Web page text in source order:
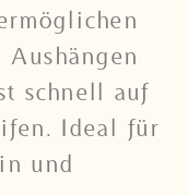
schnell auf
Ideal für
und